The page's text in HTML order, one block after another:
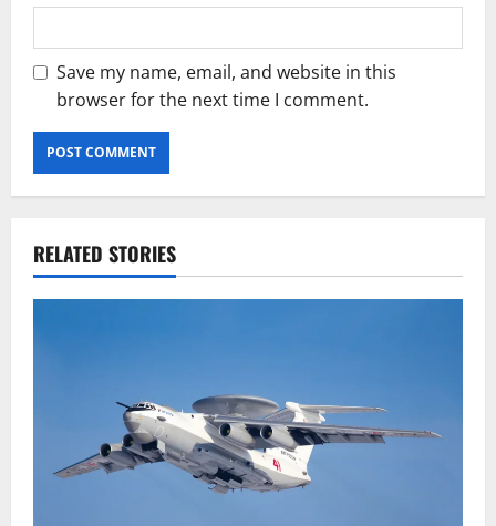
Save my name, email, and website in this
browser for the next time I comment.
RELATED STORIES